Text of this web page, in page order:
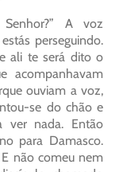
A voz
perseguindo.
ali te será dito o
acompanhavam
ouviam a voz,
se do chão e
ver nada. Então
para Damasco.
não comeu nem